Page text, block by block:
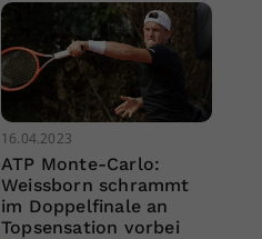
16.04.2023
ATP Monte-Carlo:
Weissborn schrammt
im Doppelfinale an
Topsensation vorbei